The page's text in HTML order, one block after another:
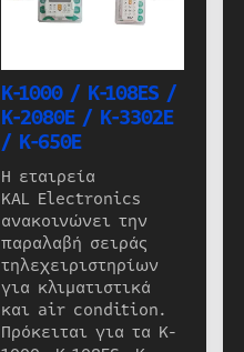
K-1000 / K-108ES /
K-2080E / K-3302E
/ K-650E
Η εταιρεία
KAL Electronics
ανακοινώνει την
παραλαβή σειράς
τηλεχειριστηρίων
για κλιματιστικά
και air condition.
Πρόκειται για τα K-